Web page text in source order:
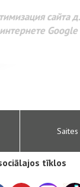
сайта для
Google
Saites
tīklos